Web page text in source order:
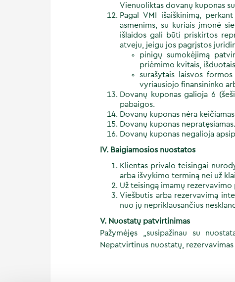
Vienuoliktas dovanų kuponas
Pagal VMI išaiškinimą,
asmenims, su kuriais įmonė
išlaidos gali būti priskirtos
atveju, jeigu jos pagrįstos
pinigų sumokėjimą
priėmimo kvitais,
surašytais laisvos
vyriausiojo finansininko
Dovanų kuponas galioja 6
pabaigos.
Dovanų kuponas nėra
Dovanų kuponas nepratęsiamas.
Dovanų kuponas negalioja
IV. Baigiamosios nuostatos
Klientas privalo teisingai
arba išvykimo terminą nei už
Už teisingą imamų
Viešbutis arba rezervavimą
nuo jų nepriklausančius
V. Nuostatų patvirtinimas
Pažymėjęs „susipažinau su
Nepatvirtinus nuostatų, rezervavimas